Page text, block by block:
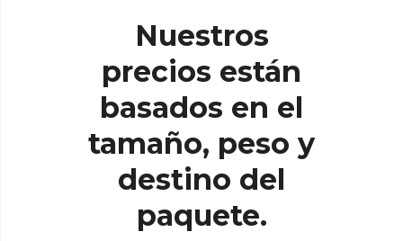
Nuestros
precios están
basados en el
tamaño, peso y
destino del
paquete.